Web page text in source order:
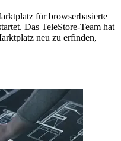
für browserbasierte
Das TeleStore-Team hat
neu zu erfinden,